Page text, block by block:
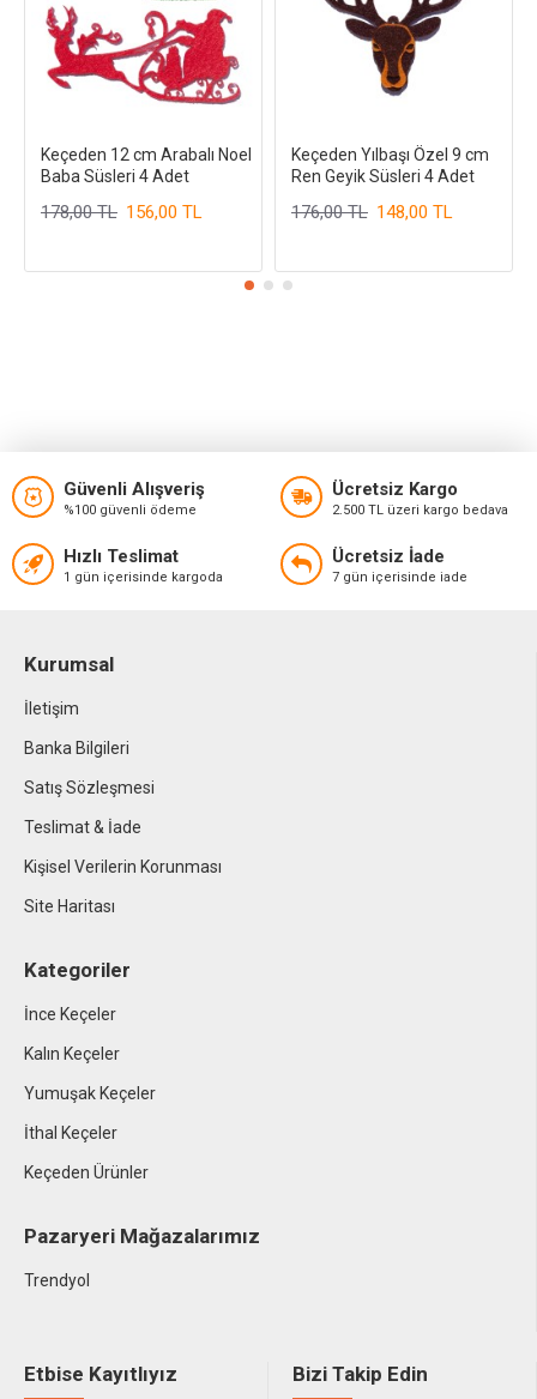
Keçeden 12 cm Arabalı Noel
Baba Süsleri 4 Adet
156,00 TL
178,00 TL
Keçeden Yılbaşı Özel 9 cm
Ren Geyik Süsleri 4 Adet
148,00 TL
176,00 TL
Güvenli Alışveriş
%100 güvenli ödeme
Ücretsiz Kargo
2.500 TL üzeri kargo bedava
Hızlı Teslimat
1 gün içerisinde kargoda
Ücretsiz İade
7 gün içerisinde iade
Kurumsal
İletişim
Banka Bilgileri
Satış Sözleşmesi
Teslimat & İade
Kişisel Verilerin Korunması
Site Haritası
Kategoriler
İnce Keçeler
Kalın Keçeler
Yumuşak Keçeler
İthal Keçeler
Keçeden Ürünler
Pazaryeri Mağazalarımız
Trendyol
Etbise Kayıtlıyız Bizi Takip Edin